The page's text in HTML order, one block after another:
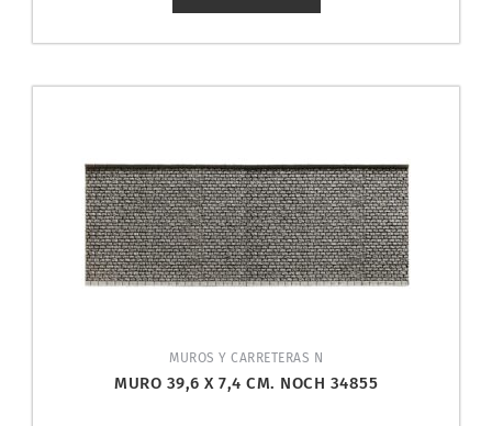
MUROS Y CARRETERAS N
MURO 39,6 X 7,4 CM. NOCH 34855